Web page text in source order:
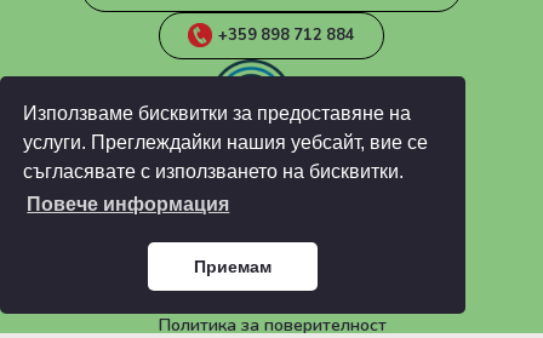
Използваме бисквитки за предоставяне на
услуги. Преглеждайки нашия уебсайт, вие се
съгласявате с използването на бисквитки.
Повече информация
Приемам
+359 898 712 884
ИНФОРМАЦИЯ
Блог
Общи условия
Политика за поверителност